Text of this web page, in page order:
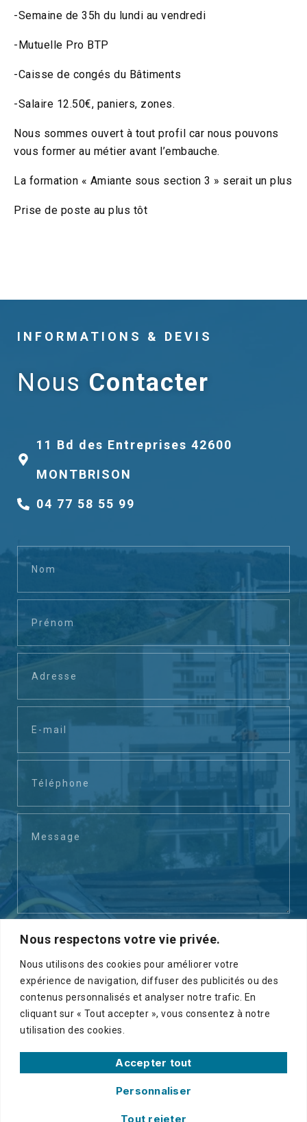
Nous respectons votre vie privée.
Nous utilisons des cookies pour améliorer votre
expérience de navigation, diffuser des publicités ou des
contenus personnalisés et analyser notre trafic. En
cliquant sur « Tout accepter », vous consentez à notre
utilisation des cookies.
Personnaliser
Tout rejeter
Accepter tout
-Semaine de 35h du lundi au vendredi
-Mutuelle Pro BTP
-Caisse de congés du Bâtiments
-Salaire 12.50€, paniers, zones.
Nous sommes ouvert à tout profil car nous pouvons
vous former au métier avant l’embauche.
La formation « Amiante sous section 3 » serait un plus
Prise de poste au plus tôt
INFORMATIONS & DEVIS
Nous Contacter
11 Bd des Entreprises 42600
MONTBRISON
04 77 58 55 99
Envoyer
Copyright © 2024 SMTP | Mentions légales